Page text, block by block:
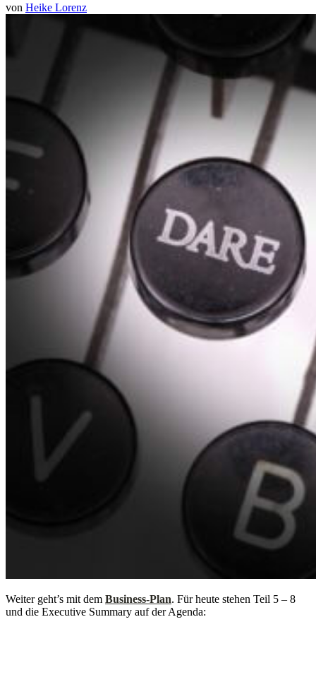
von Heike Lorenz
Weiter geht’s mit dem Business-Plan. Für heute stehen Teil 5 – 8
und die Executive Summary auf der Agenda: